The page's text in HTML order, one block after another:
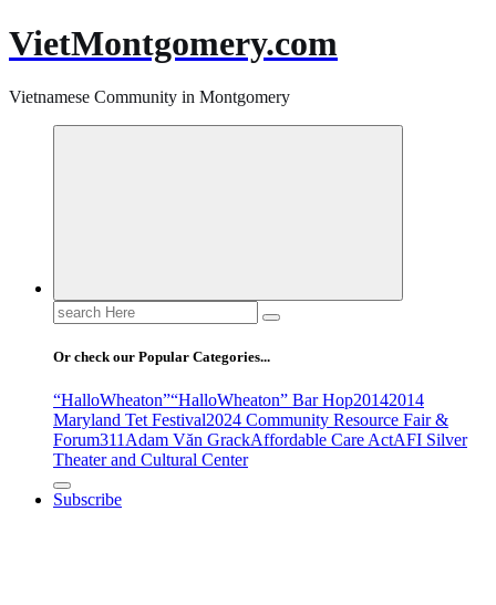
VietMontgomery.com
Vietnamese Community in Montgomery
Search
for:
Or check our Popular Categories...
“HalloWheaton”“HalloWheaton” Bar Hop20142014
Maryland Tet Festival2024 Community Resource Fair &
Forum311Adam Văn GrackAffordable Care ActAFI Silver
Theater and Cultural Center
Subscribe